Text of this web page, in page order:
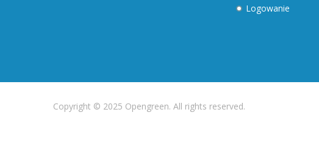
Logowanie
Copyright © 2025 Opengreen. All rights reserved.